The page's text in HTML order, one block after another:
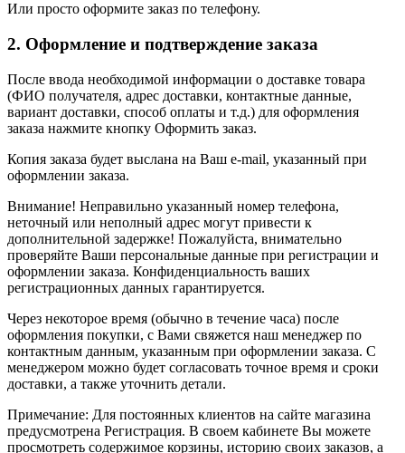
Или просто оформите заказ по телефону.
2. Оформление и подтверждение заказа
После ввода необходимой информации о доставке товара
(ФИО получателя, адрес доставки, контактные данные,
вариант доставки, способ оплаты и т.д.) для оформления
заказа нажмите кнопку Оформить заказ.
Копия заказа будет выслана на Ваш e-mail, указанный при
оформлении заказа.
Внимание! Неправильно указанный номер телефона,
неточный или неполный адрес могут привести к
дополнительной задержке! Пожалуйста, внимательно
проверяйте Ваши персональные данные при регистрации и
оформлении заказа. Конфиденциальность ваших
регистрационных данных гарантируется.
Через некоторое время (обычно в течение часа) после
оформления покупки, с Вами свяжется наш менеджер по
контактным данным, указанным при оформлении заказа. С
менеджером можно будет согласовать точное время и сроки
доставки, а также уточнить детали.
Примечание: Для постоянных клиентов на сайте магазина
предусмотрена Регистрация. В своем кабинете Вы можете
просмотреть содержимое корзины, историю своих заказов, а